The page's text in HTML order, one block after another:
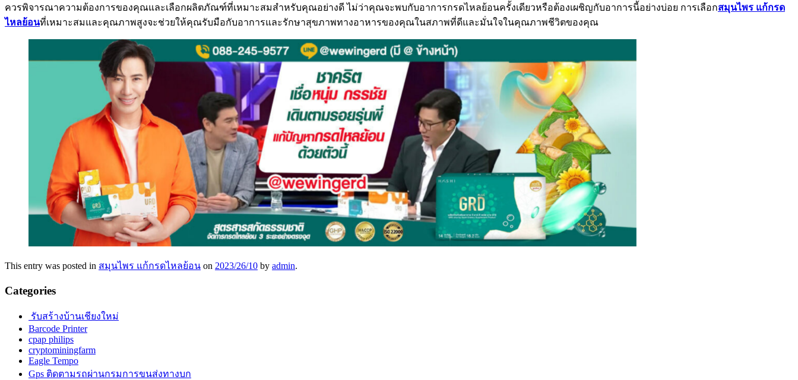
ควรพิจารณาความต้องการของคุณและเลือกผลิตภัณฑ์ที่เหมาะสมสำหรับคุณอย่างดี ไม่ว่าคุณจะพบกับอาการกรดไหลย้อนครั้งเดียวหรือต้องเผชิญกับอาการนี้อย่างบ่อย การเลือกสมุนไพร แก้กรด
ไหลย้อนที่เหมาะสมและคุณภาพสูงจะช่วยให้คุณรับมือกับอาการและรักษาสุขภาพทางอาหารของคุณในสภาพที่ดีและมั่นใจในคุณภาพชีวิตของคุณ
This entry was posted in สมุนไพร แก้กรดไหลย้อน on 2023/26/10 by admin.
Categories
รับสร้างบ้านเชียงใหม่
Barcode Printer
cpap philips
cryptominingfarm
Eagle Tempo
Gps ติดตามรถผ่านกรมการขนส่งทางบก